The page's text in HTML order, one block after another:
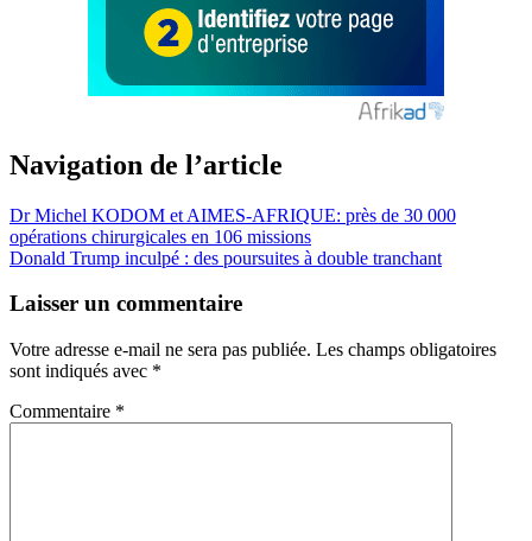
Navigation de l’article
Dr Michel KODOM et AIMES-AFRIQUE: près de 30 000
opérations chirurgicales en 106 missions
Donald Trump inculpé : des poursuites à double tranchant
Laisser un commentaire
Votre adresse e-mail ne sera pas publiée. Les champs obligatoires
sont indiqués avec *
Commentaire *